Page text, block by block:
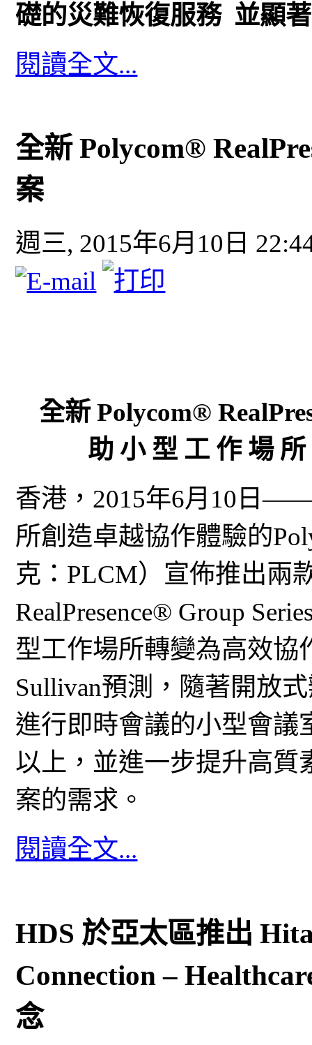
礎的災難恢復服務 並顯
閱讀全文...
全新 Polycom®
案
週三, 2015年6月10日
全新 Polycom®
助 小 型 工 作 場
香港，2015年6月10日
所創造卓越協作體驗的
克：PLCM）宣佈推出兩
RealPresence® Group
型工作場所轉變為高效協
Sullivan預測，隨著開放
進行即時會議的小型會議
以上，並進一步提升高質
案的需求。
閱讀全文...
HDS 於亞太區推出
Connection –
念